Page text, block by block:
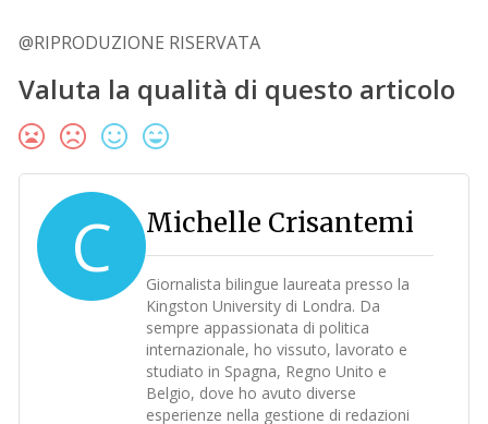
@RIPRODUZIONE RISERVATA
Valuta la qualità di questo articolo
C Michelle Crisantemi
Giornalista bilingue laureata presso la
Kingston University di Londra. Da
sempre appassionata di politica
internazionale, ho vissuto, lavorato e
studiato in Spagna, Regno Unito e
Belgio, dove ho avuto diverse
esperienze nella gestione di redazioni